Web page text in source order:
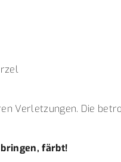
Verletzungen. Die
färbt!